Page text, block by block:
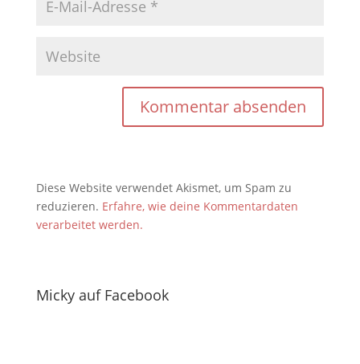
Diese Website verwendet Akismet, um Spam zu
reduzieren. Erfahre, wie deine Kommentardaten
verarbeitet werden.
Micky auf Facebook